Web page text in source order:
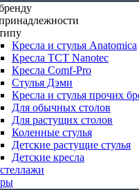
Кресла и стулья Anatomica
Кресла TCT Nanotec
Кресла Comf-Pro
Стулья Дэми
Кресла и стулья прочих
Для обычных столов
Для растущих столов
Коленные стулья
Детские растущие стулья
Детские кресла